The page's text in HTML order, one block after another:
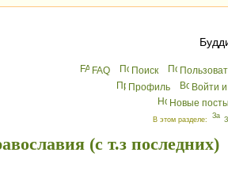
FAQ Поиск
Профиль
Войти
Новые посты
В этом разделе:
(с т.з последних)